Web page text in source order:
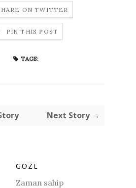
ON TWITTER
PIN THIS POST
TAGS:
Next Story →
GOZE
Zaman sahip